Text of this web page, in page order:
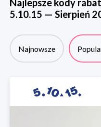
Najlepsze kody
5.10.15 — Sierpień
Najnowsze